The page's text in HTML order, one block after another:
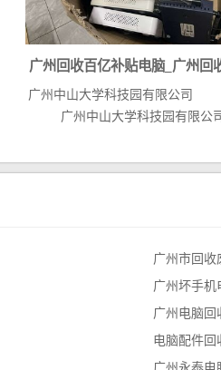
广州回收百亿补贴电脑_广州回
广州中山大学科技园有限公司
广州中山大学科技园有限公
广州市回收
广州坏手机
广州电脑回
电脑配件回